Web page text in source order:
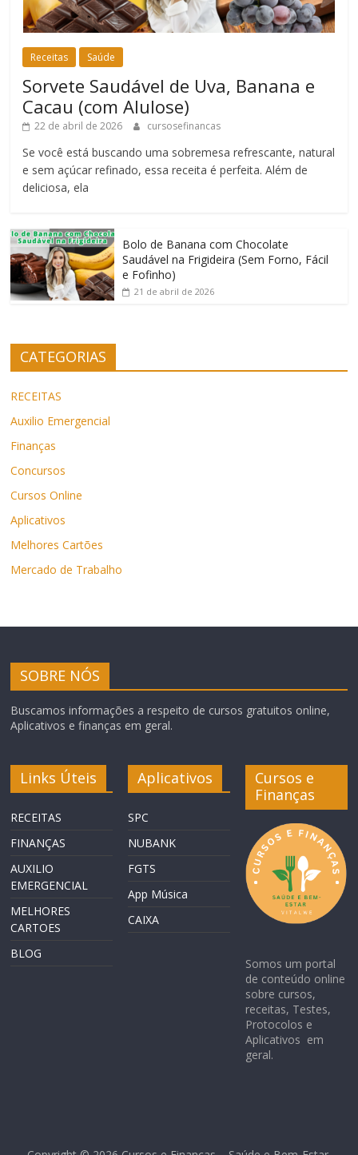
Receitas Saúde
Sorvete Saudável de Uva, Banana e
Cacau (com Alulose)
22 de abril de 2026 cursosefinancas
Se você está buscando uma sobremesa refrescante, natural
e sem açúcar refinado, essa receita é perfeita. Além de
deliciosa, ela
Bolo de Banana com Chocolate
Saudável na Frigideira (Sem Forno, Fácil
e Fofinho)
21 de abril de 2026
CATEGORIAS
RECEITAS
Auxilio Emergencial
Finanças
Concursos
Cursos Online
Aplicativos
Melhores Cartões
Mercado de Trabalho
SOBRE NÓS
Buscamos informações a respeito de cursos gratuitos online,
Aplicativos e finanças em geral.
Links Úteis
RECEITAS
FINANÇAS
AUXILIO
EMERGENCIAL
MELHORES
CARTOES
BLOG
Aplicativos
SPC
NUBANK
FGTS
App Música
CAIXA
Cursos e
Finanças
Somos um portal
de conteúdo online
sobre cursos,
receitas, Testes,
Protocolos e
Aplicativos em
geral.